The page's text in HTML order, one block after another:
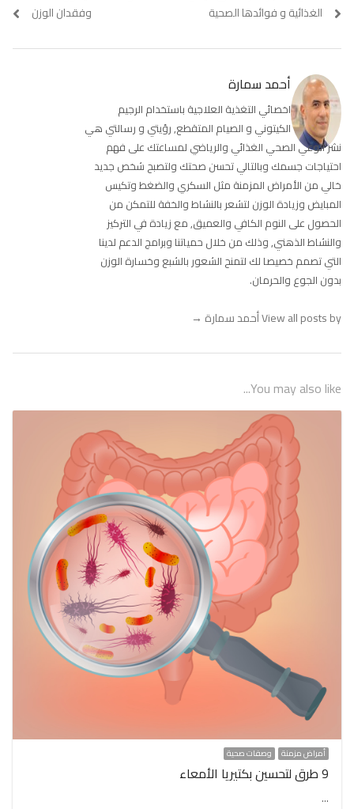
post:
الغذائية و فوائدها الصحية
وفقدان الوزن
أحمد سمارة
اخصائي التغذية العلاجية باستخدام الرجيم
الكيتوني و الصيام المتقطع, رؤيتي و رسالتي هي
نشر الوعي الصحي الغذائي والرياضي لمساعتك على فهم
احتياجات جسمك وبالتالي تحسن صحتك ولتصبح شخص جديد
خالي من الأمراض المزمنة مثل السكري والضغط وتكيس
المبايض وزيادة الوزن لتشعر بالنشاط والخفة للتمكن من
الحصول على النوم الكافي والعميق, مع زيادة في التركيز
والنشاط الذهني, وذلك من خلال حمياتنا وبرامج الدعم لدينا
التي تصمم خصيصا لك لتمنح الشعور بالشبع وخسارة الوزن
بدون الجوع والحرمان.
View all posts by أحمد سمارة →
You may also like...
أمراض مزمنة وصفات صحية
9 طرق لتحسين بكتيريا الأمعاء
…